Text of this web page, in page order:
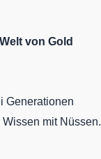
von Gold
Generationen
mit Nüssen.